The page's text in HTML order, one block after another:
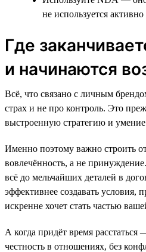
не используется активно
Где
и начинаются
Всё, что связано с личным
страх и не про контроль. Это
выстроенную стратегию и умение
Именно поэтому важно строить
вовлечённость, а не
всё до мельчайших деталей в
эффективнее создавать условия,
искренне хочет стать частью
А когда придёт время
честность в отношениях, без